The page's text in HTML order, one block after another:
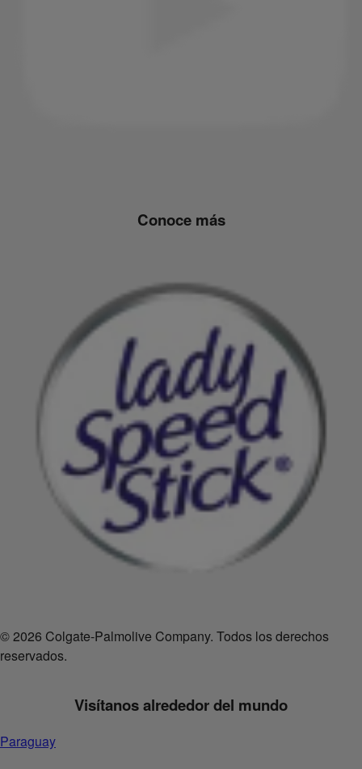
Conoce más
© 2026 Colgate-Palmolive Company. Todos los derechos
reservados.
Visítanos alrededor del mundo
Paraguay